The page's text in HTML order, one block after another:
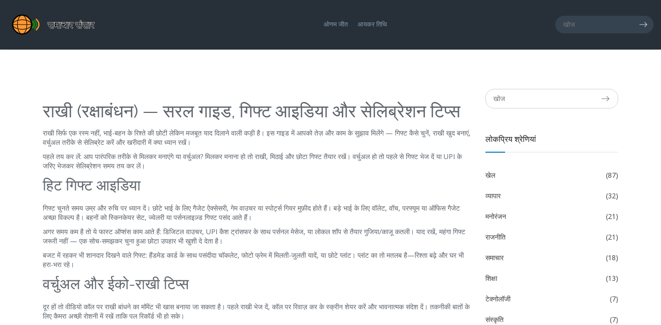
ओणम जीत आयकर तिथि
राखी (रक्षाबंधन) — सरल गाइड, गिफ्ट आइडिया और सेलिब्रेशन टिप्स
राखी सिर्फ एक रस्म नहीं, भाई-बहन के रिश्ते की छोटी लेकिन मजबूत याद दिलाने वाली कड़ी है। इस गाइड में आपको तेज़ और काम के सुझाव मिलेंगे — गिफ्ट कैसे चुनें, राखी खुद बनाएं,
वर्चुअल तरीके से सेलिब्रेट करें और खरीदारी में क्या ध्यान रखें।
पहले तय कर लें: आप पारंपरिक तरीके से मिलकर मनाएंगे या वर्चुअल? मिलकर मनाना हो तो राखी, मिठाई और छोटा गिफ्ट तैयार रखें। वर्चुअल हो तो पहले से गिफ्ट भेज दें या UPI के
जरिए भेजकर सेलिब्रेशन समय तय कर लें।
हिट गिफ्ट आइडिया
गिफ्ट चुनते समय उम्र और रुचि पर ध्यान दें। छोटे भाई के लिए गैजेट ऐक्सेसरी, गेम वाउचर या स्पोर्ट्स गियर मुफ़ीद होते हैं। बड़े भाई के लिए वॉलेट, वॉच, परफ्यूम या ऑफिस गैजेट
अच्छा विकल्प है। बहनों को स्किनकेयर सेट, ज्वेलरी या पर्सनलाइज़्ड गिफ्ट पसंद आते हैं।
अगर समय कम है तो ये फास्ट ऑप्शंस काम आते हैं: डिजिटल वाउचर, UPI कैश ट्रांसफर के साथ पर्सनल मेसेज, या लोकल शॉप से तैयार गुजिया/काजू कतली। याद रखें, महंगा गिफ्ट
जरूरी नहीं — एक सोच-समझकर चुना हुआ छोटा उपहार भी खुशी दे देता है।
बजट में रहकर भी शानदार दिखने वाले गिफ्ट: हैंडमेड कार्ड के साथ पसंदीदा चॉकलेट, फोटो फ्रेम में मिलती-जुलती यादें, या छोटे प्लांट। प्लांट का तो मतलब है—रिश्ता बढ़े और घर भी
हरा-भरा रहे।
वर्चुअल और ईको-राखी टिप्स
दूर हों तो वीडियो कॉल पर राखी बांधने का मॉमेंट भी खास बनाया जा सकता है। पहले राखी भेज दें, कॉल पर रिवाज़ कर के स्क्रीन शेयर करें और भावनात्मक संदेश दें। तकनीकी बातों के
लिए कैमरा अच्छी रोशनी में रखें ताकि पल रिकॉर्ड भी हो सके।
लोकप्रिय श्रेणियां
खेल (87)
व्यापार (32)
मनोरंजन (21)
राजनीति (21)
समाचार (18)
शिक्षा (13)
टेक्नोलॉजी (7)
संस्कृति (7)